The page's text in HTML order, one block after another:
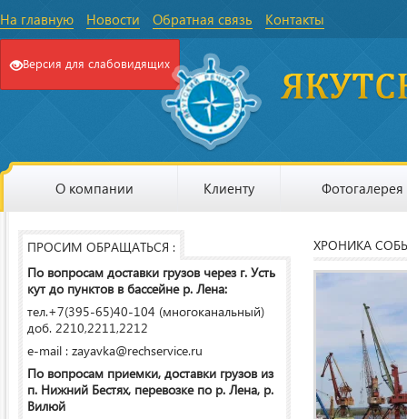
На главную Новости Обратная связь Контакты
Версия для слабовидящих
О компании Клиенту Фотогалерея
ПРОСИМ ОБРАЩАТЬСЯ :
По вопросам доставки грузов через г. Усть
кут до пунктов в бассейне р. Лена:
тел.+7(395-65)40-104 (многоканальный)
доб. 2210,2211,2212
e-mail : zayavka@rechservice.ru
По вопросам приемки, доставки грузов из
п. Нижний Бестях, перевозке по р. Лена, р.
Вилюй
ХРОНИКА